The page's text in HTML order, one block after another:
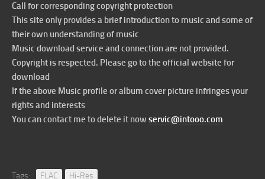
Call for corresponding copyright protection
This site only provides a brief introduction to music and some of
their own understanding of music
Music download service and connection are not provided.
Copyright is respected. Please go to the official website for
download
If the above Music profile or album cover picture infringes your
rights and interests
You can contact me to delete it now servic@intooo.com
Tags: FLAC Hi-Res